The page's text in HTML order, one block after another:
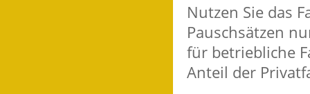
Nutzen Sie das
Pauschsätzen
für betriebliche
Anteil der